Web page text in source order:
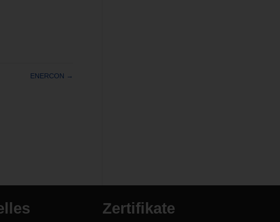
ENERCON →
Zertifikate